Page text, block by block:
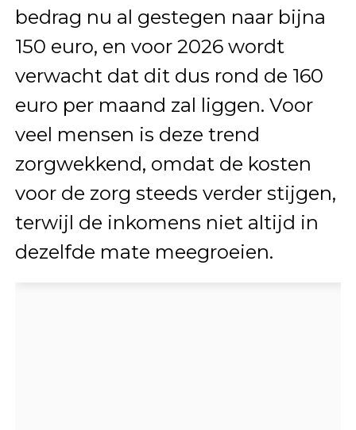
bedrag nu al gestegen naar bijna
150 euro, en voor 2026 wordt
verwacht dat dit dus rond de 160
euro per maand zal liggen. Voor
veel mensen is deze trend
zorgwekkend, omdat de kosten
voor de zorg steeds verder stijgen,
terwijl de inkomens niet altijd in
dezelfde mate meegroeien.